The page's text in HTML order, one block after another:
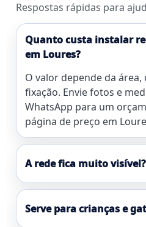
Respostas rápidas para
Quanto custa instalar
em Loures?
O valor depende da
fixação. Envie fotos e
WhatsApp para um
página de preço em
A rede fica muito visível?
Serve para crianças e